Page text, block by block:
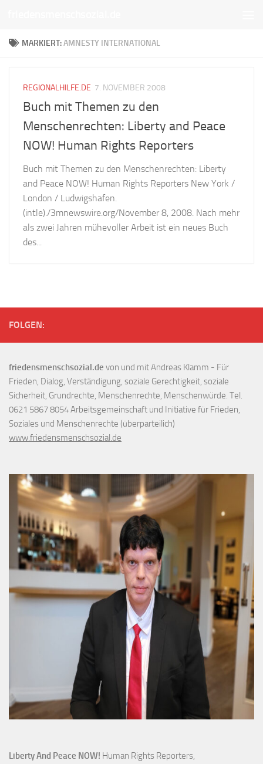
MARKIERT:AMNESTY INTERNATIONAL
REGIONALHILFE.DE 7. NOVEMBER 2008
Buch mit Themen zu den
Menschenrechten: Liberty and Peace
NOW! Human Rights Reporters
Buch mit Themen zu den Menschenrechten: Liberty
and Peace NOW! Human Rights Reporters New York /
London / Ludwigshafen.
(intle)./3mnewswire.org/November 8, 2008. Nach mehr
als zwei Jahren mühevoller Arbeit ist ein neues Buch
des...
FOLGEN:
friedensmenschsozial.de von und mit Andreas Klamm - Für
Frieden, Dialog, Verständigung, soziale Gerechtigkeit, soziale
Sicherheit, Grundrechte, Menschenrechte, Menschenwürde. Tel.
0621 5867 8054 Arbeitsgemeinschaft und Initiative für Frieden,
Soziales und Menschenrechte (überparteilich)
www.friedensmenschsozial.de
Liberty And Peace NOW! Human Rights Reporters,